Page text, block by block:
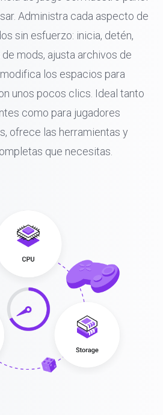
Administra cada aspecto de
sin esfuerzo: inicia, detén,
mods, ajusta archivos de
los espacios para
unos pocos clics. Ideal tanto
como para jugadores
ofrece las herramientas y
que necesitas.